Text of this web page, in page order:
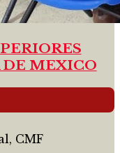
DE MEXICO
CMF